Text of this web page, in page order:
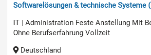
Softwarelösungen & technische Systeme
IT | Administration Feste Anstellung Mit
Ohne Berufserfahrung Vollzeit
Deutschland